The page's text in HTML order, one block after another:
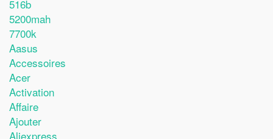
516b
5200mah
7700k
Aasus
Accessoires
Acer
Activation
Affaire
Ajouter
Aliexpress